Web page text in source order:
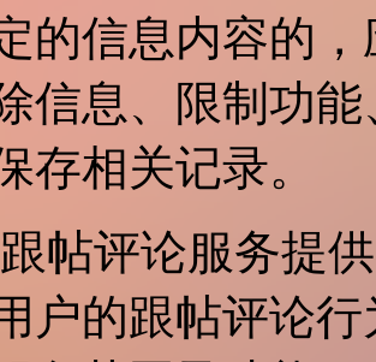
的信息内容的
信息、限制功
存相关记录。
帖评论服务提
户的跟帖评论